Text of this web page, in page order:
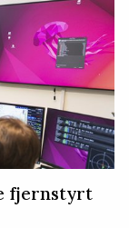
fjernstyrt